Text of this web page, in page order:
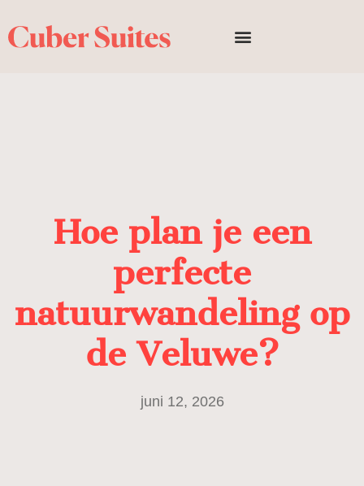
Hoe plan je een
perfecte
natuurwandeling op
de Veluwe?
juni 12, 2026